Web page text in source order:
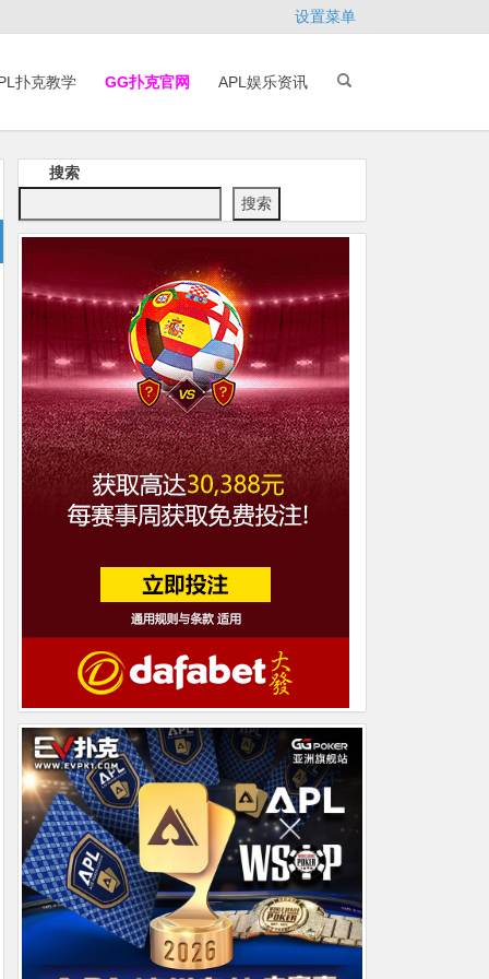
设置菜单
扑克教学 GG扑克官网 APL娱乐资讯
搜索
搜索